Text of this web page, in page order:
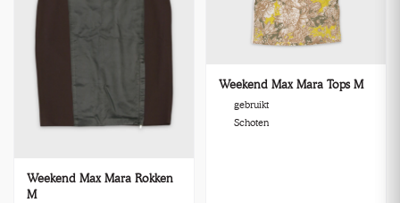
Weekend Max Mara Rokken
M
Weekend Max Mara Tops M
gebruikt
Schoten